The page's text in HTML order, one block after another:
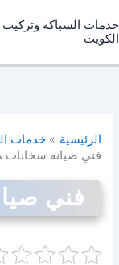
إلى
المحتوى
خدمات السباكة وتركيب
الكويت
الرئيسية
خدمات
فني صيانه سخانات
فني